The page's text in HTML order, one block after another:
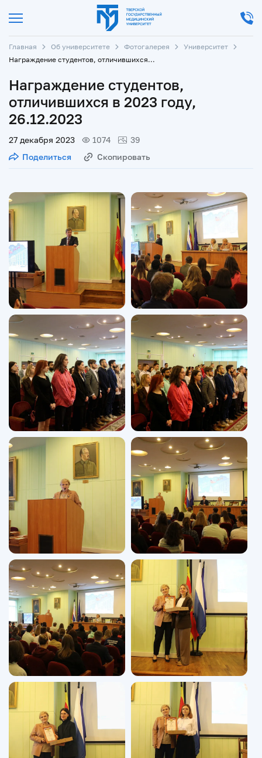
Главная Об университете Фотогалерея
Университет
Награждение студентов, отличившихся в 2023 году, 26.12.2023
Награждение студентов,
отличившихся в 2023 году,
26.12.2023
27 декабря 2023 1074
39
Поделиться
Скопировать